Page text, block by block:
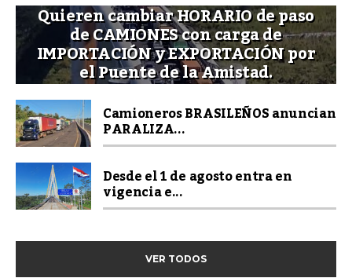
Quieren cambiar HORARIO de paso
de CAMIONES con carga de
IMPORTACIÓN y EXPORTACIÓN por
el Puente de la Amistad.
Camioneros BRASILEÑOS anuncian
PARALIZA...
Desde el 1 de agosto entra en
vigencia e...
VER TODOS